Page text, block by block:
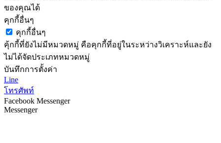
ของคุณได้
คุกกี้อื่นๆ
คุกกี้อื่นๆ
คุ้กกี้ที่ยังไม่มีหมวดหมู่ คือคุกกี้ที่อยู่ในระหว่างวิเคราะห์และยัง
ไม่ได้จัดประเภทหมวดหมู่
บันทึกการตั้งค่า
Line
โทรศัพท์
Facebook Messenger
Messenger